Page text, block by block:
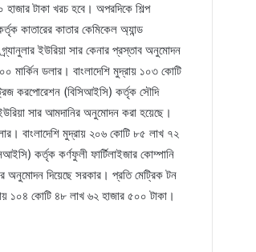
টাকা খরচ হবে। অপরদিকে শিল্প
কাতারের কাতার কেমিকেল অ্যান্ড
ইউরিয়া সার কেনার প্রস্তাব অনুমোদন
মার্কিন ডলার। বাংলাদেশি মুদ্রায় ১০৩ কোটি
করপোরেশন (বিসিআইসি) কর্তৃক সৌদি
সার আমদানির অনুমোদন করা হয়েছে।
বাংলাদেশি মুদ্রায় ২০৬ কোটি ৮৫ লাখ ৭২
কর্তৃক কর্ণফুলী ফার্টিলাইজার কোম্পানি
অনুমোদন দিয়েছে সরকার। প্রতি মেট্রিক টন
১০৪ কোটি ৪৮ লাখ ৬২ হাজার ৫০০ টাকা।